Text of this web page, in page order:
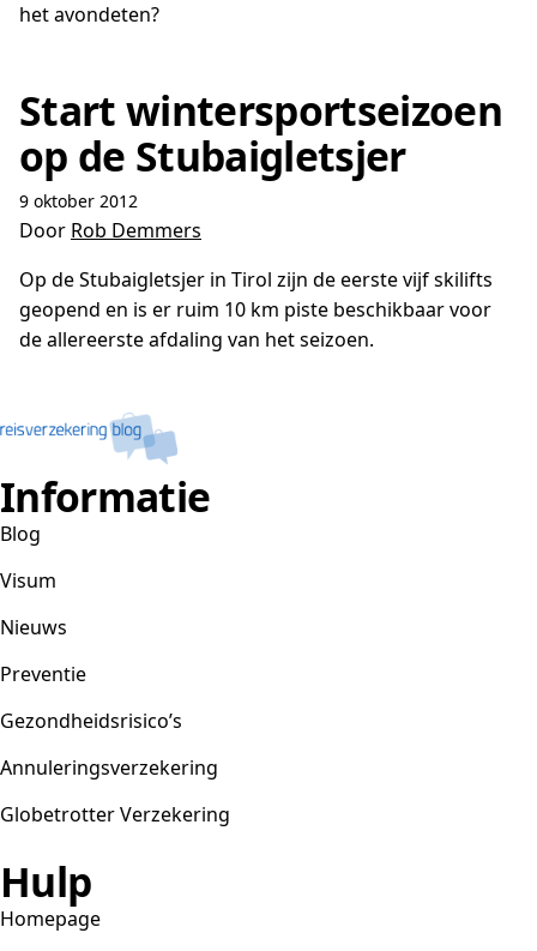
het avondeten?
Start wintersportseizoen
op de Stubaigletsjer
9 oktober 2012
Door Rob Demmers
Op de Stubaigletsjer in Tirol zijn de eerste vijf skilifts
geopend en is er ruim 10 km piste beschikbaar voor
de allereerste afdaling van het seizoen.
Informatie
Blog
Visum
Nieuws
Preventie
Gezondheidsrisico’s
Annuleringsverzekering
Globetrotter Verzekering
Hulp
Homepage